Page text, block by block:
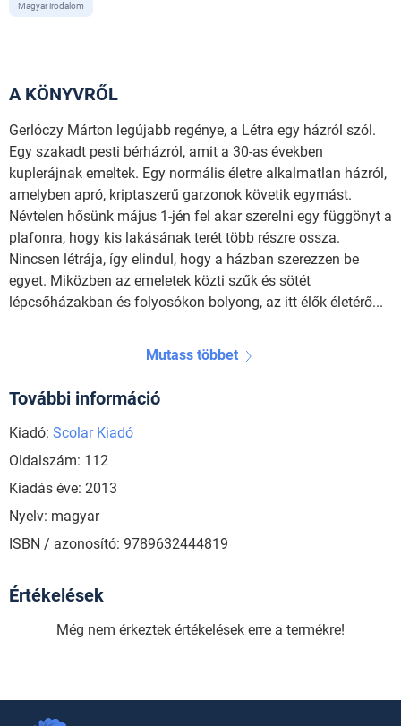
Magyar irodalom
A KÖNYVRŐL
Gerlóczy Márton legújabb regénye, a Létra egy házról szól.
Egy szakadt pesti bérházról, amit a 30-as években
kuplerájnak emeltek. Egy normális életre alkalmatlan házról,
amelyben apró, kriptaszerű garzonok követik egymást.
Névtelen hősünk május 1-jén fel akar szerelni egy függönyt a
plafonra, hogy kis lakásának terét több részre ossza.
Nincsen létrája, így elindul, hogy a házban szerezzen be
egyet. Miközben az emeletek közti szűk és sötét
lépcsőházakban és folyosókon bolyong, az itt élők életérő...
Mutass többet
További információ
Kiadó: Scolar Kiadó
Oldalszám: 112
Kiadás éve: 2013
Nyelv: magyar
ISBN / azonosító: 9789632444819
Értékelések
Még nem érkeztek értékelések erre a termékre!